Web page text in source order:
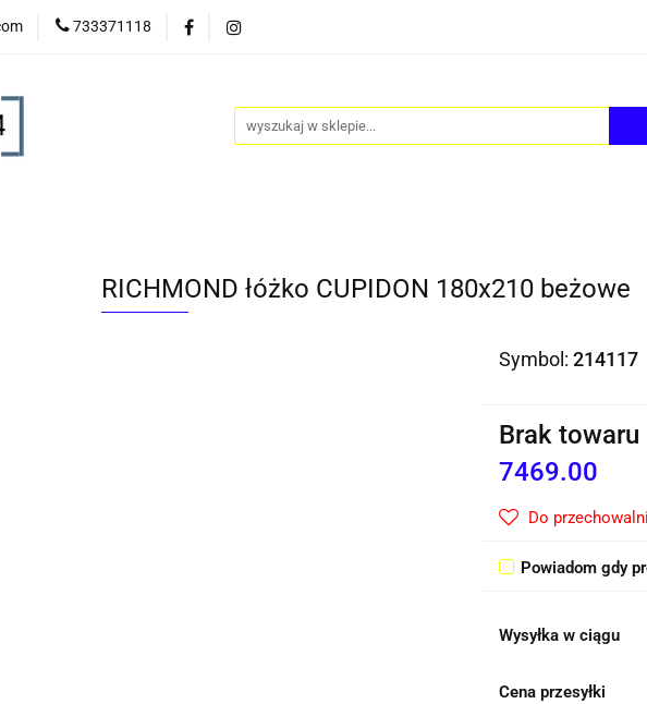
733371118
MEBLE LAMPY AKCESORIA
RICHMOND łóżko CUPIDON 180x210 beżowe
Symbol:214117
Brak towaru
7469.00
Do przechowalni
Powiadom gdy
Wysyłka w ciągu
Cena przesyłki